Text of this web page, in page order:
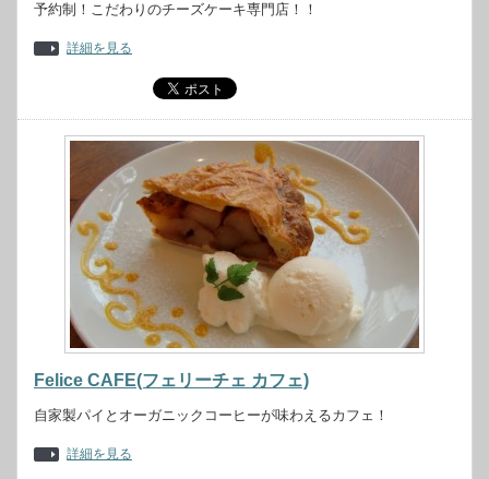
予約制！こだわりのチーズケーキ専門店！！
詳細を見る
Felice CAFE(フェリーチェ カフェ)
自家製パイとオーガニックコーヒーが味わえるカフェ！
詳細を見る